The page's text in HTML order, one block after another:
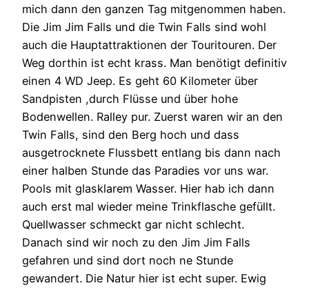
mich dann den ganzen Tag mitgenommen haben.
Die Jim Jim Falls und die Twin Falls sind wohl
auch die Hauptattraktionen der Touritouren. Der
Weg dorthin ist echt krass. Man benötigt definitiv
einen 4 WD Jeep. Es geht 60 Kilometer über
Sandpisten ,durch Flüsse und über hohe
Bodenwellen. Ralley pur. Zuerst waren wir an den
Twin Falls, sind den Berg hoch und dass
ausgetrocknete Flussbett entlang bis dann nach
einer halben Stunde das Paradies vor uns war.
Pools mit glasklarem Wasser. Hier hab ich dann
auch erst mal wieder meine Trinkflasche gefüllt.
Quellwasser schmeckt gar nicht schlecht.
Danach sind wir noch zu den Jim Jim Falls
gefahren und sind dort noch ne Stunde
gewandert. Die Natur hier ist echt super. Ewig